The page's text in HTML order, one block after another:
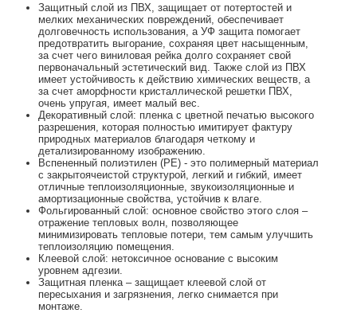
Защитный слой из ПВХ, защищает от потертостей и
мелких механических повреждений, обеспечивает
долговечность использования, а УФ защита помогает
предотвратить выгорание, сохраняя цвет насыщенным,
за счет чего виниловая рейка долго сохраняет свой
первоначальный эстетический вид. Также слой из ПВХ
имеет устойчивость к действию химических веществ, а
за счет аморфности кристаллической решетки ПВХ,
очень упругая, имеет малый вес.
Декоративный слой: пленка с цветной печатью высокого
разрешения, которая полностью имитирует фактуру
природных материалов благодаря четкому и
детализированному изображению.
Вспененный полиэтилен (РЕ) - это полимерный материал
с закрытоячеистой структурой, легкий и гибкий, имеет
отличные теплоизоляционные, звукоизоляционные и
амортизационные свойства, устойчив к влаге.
Фольгированный слой: основное свойство этого слоя –
отражение тепловых волн, позволяющее
минимизировать тепловые потери, тем самым улучшить
теплоизоляцию помещения.
Клеевой слой: нетоксичное основание с высоким
уровнем адгезии.
Защитная пленка – защищает клеевой слой от
пересыхания и загрязнения, легко снимается при
монтаже.